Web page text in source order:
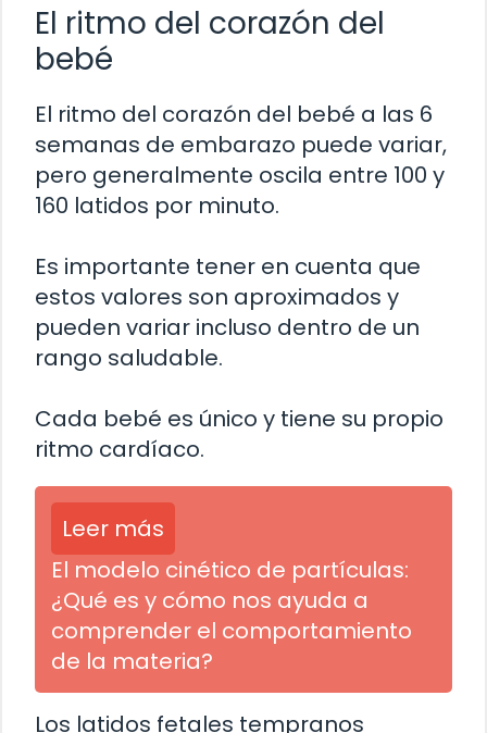
El ritmo del corazón del
bebé
El ritmo del corazón del bebé a las 6
semanas de embarazo puede variar,
pero generalmente oscila entre 100 y
160 latidos por minuto.
Es importante tener en cuenta que
estos valores son aproximados y
pueden variar incluso dentro de un
rango saludable.
Cada bebé es único y tiene su propio
ritmo cardíaco.
Leer más
El modelo cinético de partículas:
¿Qué es y cómo nos ayuda a
comprender el comportamiento
de la materia?
Los latidos fetales tempranos